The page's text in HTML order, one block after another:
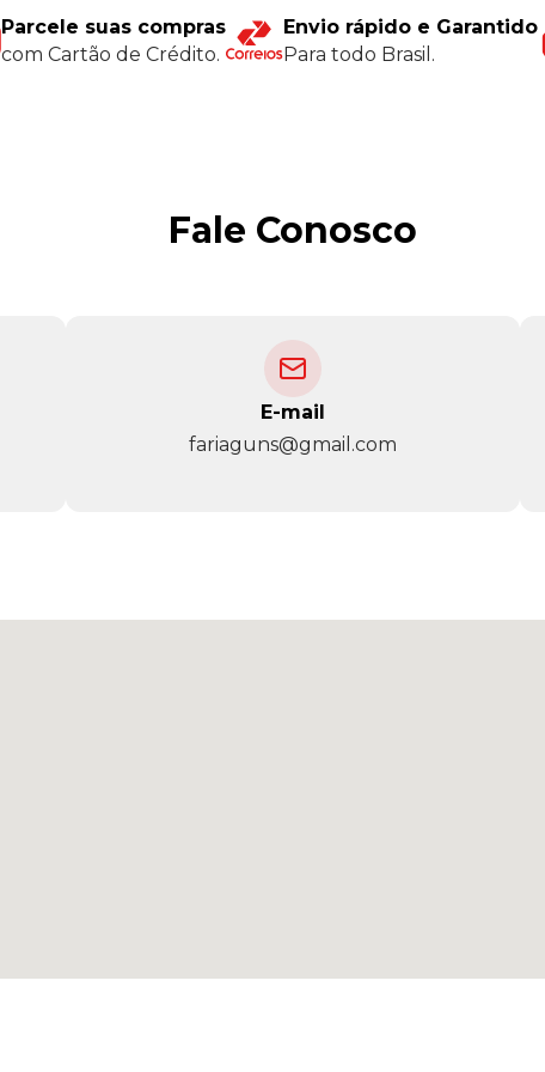
Parcele suas compras
com Cartão de Crédito.
Envio rápido e Garantido
Para todo Brasil.
Fale Conosco
E-mail
fariaguns@gmail.com